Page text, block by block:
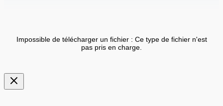
Impossible de télécharger un fichier : Ce type de fichier n'est
pas pris en charge.